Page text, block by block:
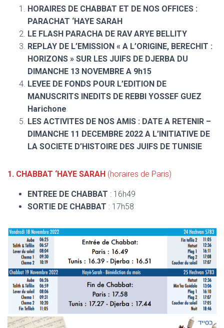
HORAIRES DE CHABBAT ET DE NOS OFFICES :
PARACHAT ‘HAYE SARAH
LE FLASH PARACHA DE RAV ARYE BELLITY
REPLAY DE L’EMISSION « A L’ORIGINE, BERECHIT :
HORIZONS » SUR LES JUIFS DE DJERBA DU
DIMANCHE 13 NOVEMBRE A 9h15
LEVEE DE FONDS POUR L’EDITION DE
MANUSCRITS INEDITS DE REBBI YOSSEF GUEZ
Harichone
LES ACTIVITES DE NOS AMIS : DATE A RETENIR –
DIMANCHE 11 DECEMBRE 2022 A L’INITIATIVE DE
LA SOCIETE D’HISTOIRE DES JUIFS DE TUNISIE
1. CHABBAT ‘HAYE SARAH (horaires de Paris)
ENTREE DE CHABBAT : 16h49
SORTIE DE CHABBAT : 17h58